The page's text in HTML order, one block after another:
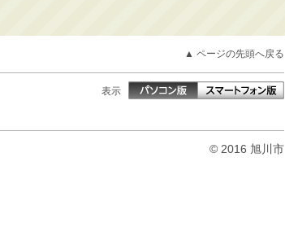
▲ ページの先頭へ戻る
表示
© 2016 旭川市